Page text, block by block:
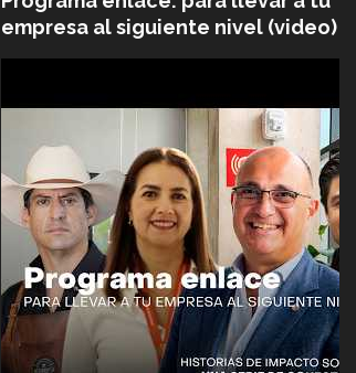
empresa al siguiente nivel (video)